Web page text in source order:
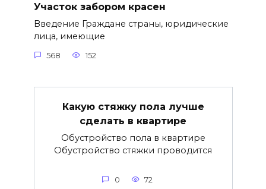
Участок забором красен
Введение Граждане страны, юридические
лица, имеющие
568 152
Какую стяжку пола лучше
сделать в квартире
Обустройство пола в квартире
Обустройство стяжки проводится
0 72